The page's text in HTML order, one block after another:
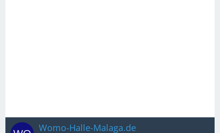
Womo-Halle-Malaga.de